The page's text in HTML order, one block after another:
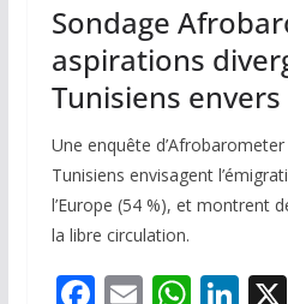
Sondage
aspirations
Tunisiens
Une enquête
Tunisiens envisagent
l’Europe (54 %), et montrent
la libre circulation.